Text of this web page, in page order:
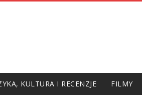
KULTURA I RECENZJE FILMY